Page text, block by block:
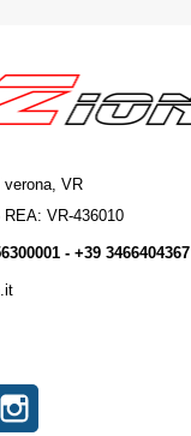
verona, VR
REA: VR-436010
- +39 3466404367